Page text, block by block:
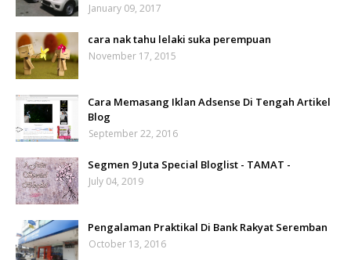
January 09, 2017
cara nak tahu lelaki suka perempuan
November 17, 2015
Cara Memasang Iklan Adsense Di Tengah Artikel
Blog
September 22, 2016
Segmen 9 Juta Special Bloglist - TAMAT -
July 04, 2019
Pengalaman Praktikal Di Bank Rakyat Seremban
October 13, 2016